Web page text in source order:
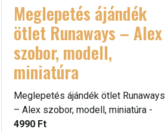
Meglepetés ájándék
ötlet Runaways – Alex
szobor, modell,
miniatúra
Meglepetés ájándék ötlet Runaways
– Alex szobor, modell, miniatúra -
4990 Ft